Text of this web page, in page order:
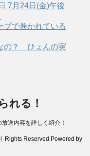
7月24日(金)午後
プで巻かれている
の？ ひょんの実
れる！
送内容を詳しく紹介！
Rights Reserved Powered by